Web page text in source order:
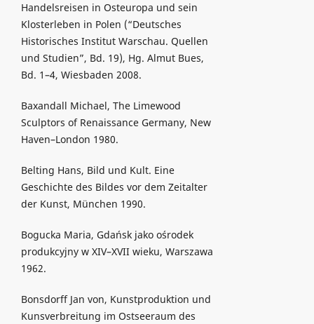
Handelsreisen in Osteuropa und sein
Klosterleben in Polen (“Deutsches
Historisches Institut Warschau. Quellen
und Studien”, Bd. 19), Hg. Almut Bues,
Bd. 1–4, Wiesbaden 2008.
Baxandall Michael, The Limewood
Sculptors of Renaissance Germany, New
Haven–London 1980.
Belting Hans, Bild und Kult. Eine
Geschichte des Bildes vor dem Zeitalter
der Kunst, München 1990.
Bogucka Maria, Gdańsk jako ośrodek
produkcyjny w XIV–XVII wieku, Warszawa
1962.
Bonsdorff Jan von, Kunstproduktion und
Kunsverbreitung im Ostseeraum des